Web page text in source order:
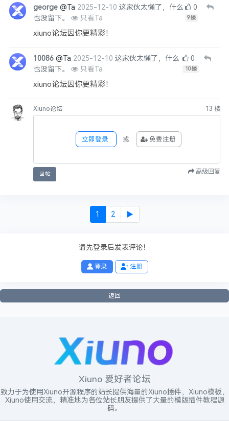
george @Ta 2025-12-10 这家伙太懒了，什么
也没留下。
只看Ta
0
9楼
xiuno论坛因你更精彩！
10086 @Ta 2025-12-10 这家伙太懒了，什么
也没留下。
只看Ta
0
10楼
xiuno论坛因你更精彩！
Xiuno论坛 13 楼
立即登录 或 免费注册
回帖 高级回复
1 2 ▶
请先登录后发表评论！
登录 注册
返回
Xiuno 爱好者论坛
致力于为使用Xiuno开源程序的站长提供海量的Xiuno插件，Xiuno模板，
Xiuno使用交流，精准地为各位站长朋友提供了大量的模版插件教程源
码。